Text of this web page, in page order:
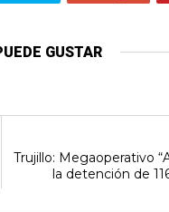
GUSTAR
Trujillo: Megaoperativo
la detención de